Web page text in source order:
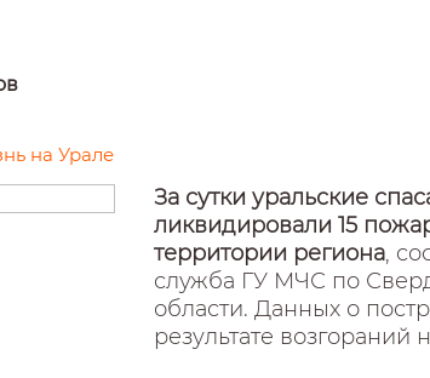
на Урале
За сутки уральские
ликвидировали 15
территории региона,
служба ГУ МЧС по
области. Данных о
результате возгораний